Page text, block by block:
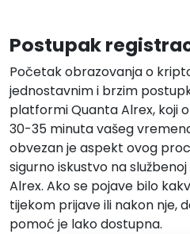
Postupak
Početak obrazovanja o
jednostavnim i brzim
platformi Quanta Alrex, koji
30-35 minuta vašeg
obvezan je aspekt ovog
sigurno iskustvo na
Alrex. Ako se pojave bilo
tijekom prijave ili nakon nje,
pomoć je lako dostupna.